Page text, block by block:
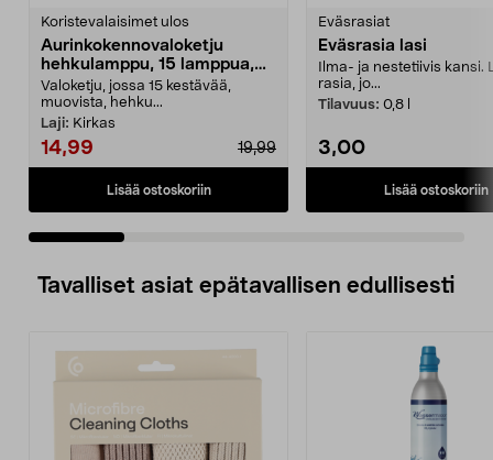
Koristevalaisimet ulos
Aurinkokennovaloketju
hehkulamppu, 15 lamppua,
7,2 m
Valoketju, jossa 15 kestävää,
muovista, hehku...
Laji: Kirkas
14,99 19,99
Lisää ostoskoriin
Eväsrasiat
Eväsrasia lasi
Ilma- ja nestetiivis kansi.
rasia, jo...
Tilavuus: 0,8 l
3,00
Lisää ostoskoriin
Tavalliset asiat epätavallisen edullisesti